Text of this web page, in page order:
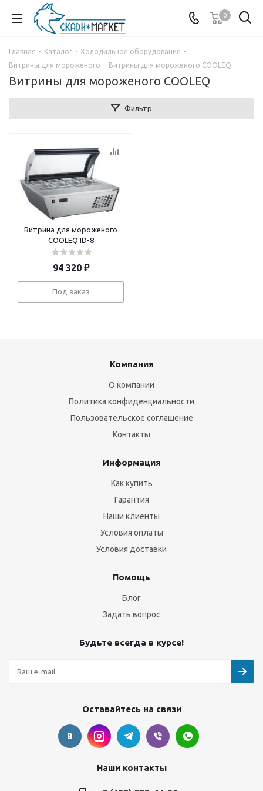
0
Главная - Каталог - Холодильное оборудование -
Витрины для мороженого - Витрины для мороженого COOLEQ
Витрины для мороженого COOLEQ
Фильтр
Витрина для мороженого
COOLEQ ID-8
94 320₽
Под заказ
Компания
О компании
Политика конфиденциальности
Пользовательское соглашение
Контакты
Информация
Как купить
Гарантия
Наши клиенты
Условия оплаты
Условия доставки
Помощь
Блог
Задать вопрос
Будьте всегда в курсе!
Оставайтесь на связи
Наши контакты